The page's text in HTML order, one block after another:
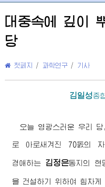
대중속에 깊이
당
첫페지 / 과학연구 / 기사
김일성종
오늘 영광스러운 우리
로 아로새겨진 70돐의 자
경애하는 김정은동지 의 현
을 건설하기 위하여 힘차게